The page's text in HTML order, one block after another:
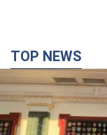
TOP NEWS